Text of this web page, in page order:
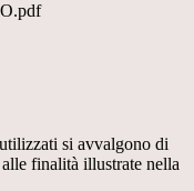
si avvalgono di
finalità illustrate nella